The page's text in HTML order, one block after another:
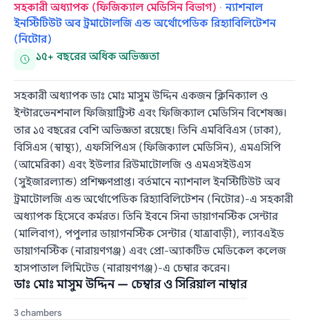
সহকারী অধ্যাপক (ফিজিক্যাল মেডিসিন বিভাগ) ·ন্যাশনাল
ইনস্টিটিউট অব ট্রমাটোলজি এন্ড অর্থোপেডিক রিহ্যাবিলিটেশন
(নিটোর)
১৫+ বছরের অধিক অভিজ্ঞতা
সহকারী অধ্যাপক ডাঃ মোঃ মাসুম উদ্দিন একজন ক্লিনিক্যাল ও
ইন্টারভেনশনাল ফিজিয়াট্রিস্ট এবং ফিজিক্যাল মেডিসিন বিশেষজ্ঞ।
তার ১৫ বছরের বেশি অভিজ্ঞতা রয়েছে। তিনি এমবিবিএস (ঢাকা),
বিসিএস (স্বাস্থ্য), এফসিপিএস (ফিজিক্যাল মেডিসিন), এমএসিপি
(আমেরিকা) এবং ইউলার রিউমাটোলজি ও এমএসইউএস
(সুইজারল্যান্ড) প্রশিক্ষণপ্রাপ্ত। বর্তমানে ন্যাশনাল ইনস্টিটিউট অব
ট্রমাটোলজি এন্ড অর্থোপেডিক রিহ্যাবিলিটেশন (নিটোর)-এ সহকারী
অধ্যাপক হিসেবে কর্মরত। তিনি ইবনে সিনা ডায়াগনস্টিক সেন্টার
(মালিবাগ), পপুলার ডায়াগনস্টিক সেন্টার (যাত্রাবাড়ী), ল্যাবএইড
ডায়াগনস্টিক (নারায়ণগঞ্জ) এবং প্রো-অ্যাকটিভ মেডিকেল কলেজ
হাসপাতাল লিমিটেড (নারায়ণগঞ্জ)-এ চেম্বার করেন।
ডাঃ মোঃ মাসুম উদ্দিন — চেম্বার ও সিরিয়াল নাম্বার
3 chambers